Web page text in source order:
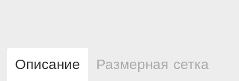
Описание Размерная сетка